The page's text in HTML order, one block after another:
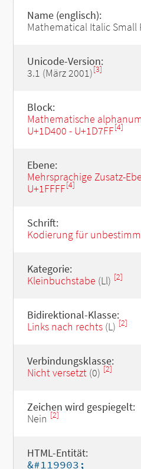
Name (englisch):
Mathematical Italic Small
Unicode-Version:
3.1 (März 2001)[3]
Block:
Mathematische
U+1D400 - U+1D7FF[4]
Ebene:
Mehrsprachige Zusatz-
U+1FFFF[4]
Schrift:
Kodierung für
Kategorie:
Kleinbuchstabe (Ll) [2]
Bidirektional-Klasse:
Links nach rechts(L) [2]
Verbindungsklasse:
Nicht versetzt(0) [2]
Zeichen wird gespiegelt:
Nein [2]
HTML-Entität:
&#119903;